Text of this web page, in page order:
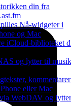
din fra
Nå-widgeter i
og Mac
iCloud-biblioteket
og lytter til
kommentarer
eller Mac
WebDAV og